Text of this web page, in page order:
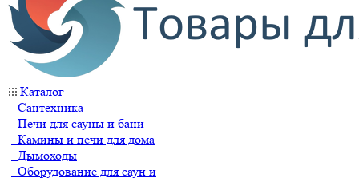
Каталог
Сантехника
Печи для сауны и бани
Камины и печи для дома
Дымоходы
Оборудование для саун и